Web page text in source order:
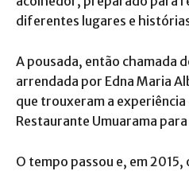
diferentes lugares e
A pousada, então chamada
arrendada por Edna Maria
que trouxeram a experiência
Restaurante Umuarama
O tempo passou e, em